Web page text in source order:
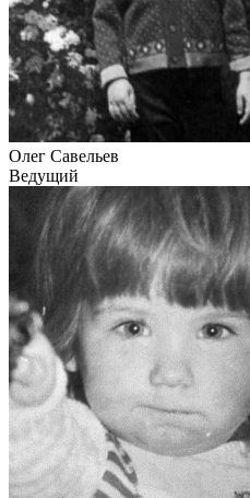
Олег Савельев
Ведущий